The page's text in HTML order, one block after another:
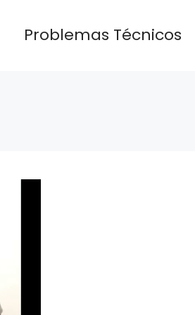
Problemas Técnicos